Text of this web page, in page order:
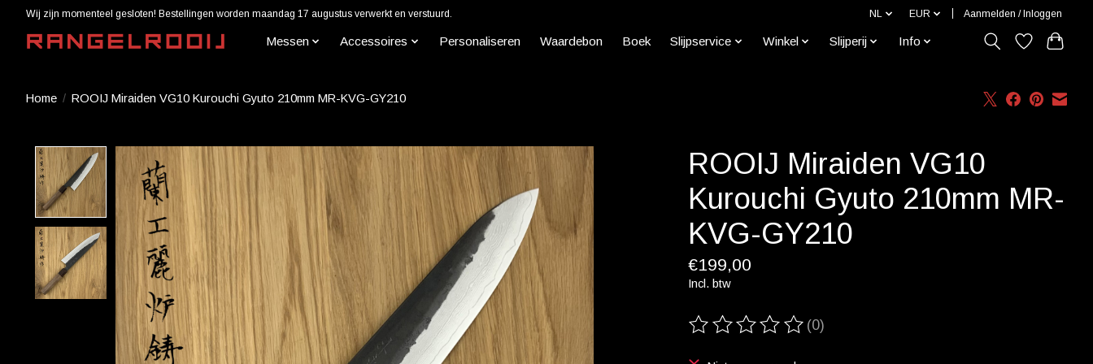
Wij zijn momenteel gesloten! Bestellingen worden maandag 17 augustus verwerkt en verstuurd. NL EUR Aanmelden / Inloggen
Messen Accessoires Personaliseren Waardebon Boek Slijpservice Winkel Slijperij Info
Home / ROOIJ Miraiden VG10 Kurouchi Gyuto 210mm MR-KVG-GY210
Product image slideshow Items
ROOIJ Miraiden VG10
Kurouchi Gyuto 210mm MR-
KVG-GY210
€199,00
Incl. btw
De beoordeling van dit product is
(0)